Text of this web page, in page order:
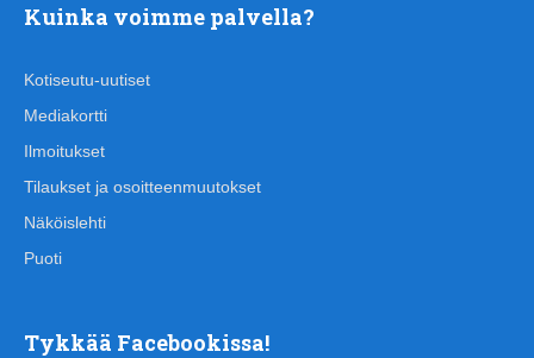
Kuinka voimme palvella?
Kotiseutu-uutiset
Mediakortti
Ilmoitukset
Tilaukset ja osoitteenmuutokset
Näköislehti
Puoti
Tykkää Facebookissa!